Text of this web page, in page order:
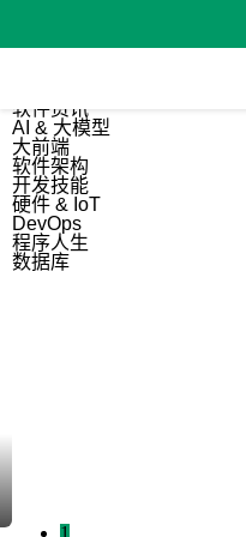
软件资讯
AI & 大模型
大前端
软件架构
开发技能
硬件 & IoT
DevOps
程序人生
数据库
1